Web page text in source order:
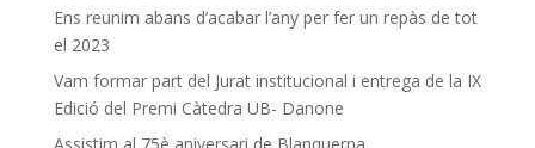
Ens reunim abans d’acabar l’any per fer un repàs de tot
el 2023
Vam formar part del Jurat institucional i entrega de la IX
Edició del Premi Càtedra UB- Danone